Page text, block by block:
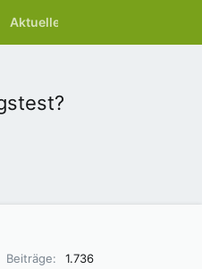
Aktuelles
Beiträge
1.736